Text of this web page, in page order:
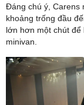
Đáng chú ý, Carens
khoảng trống đầu
lớn hơn một chút để
minivan.